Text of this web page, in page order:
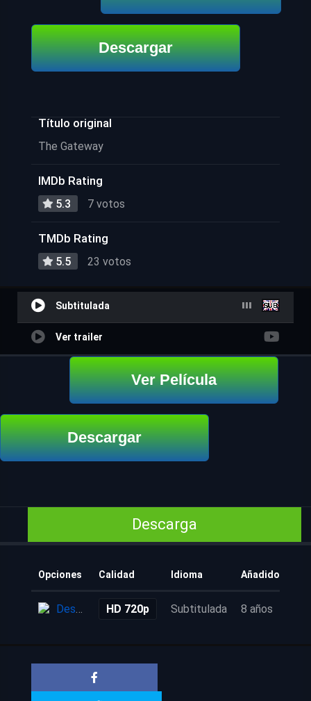
Descargar
Título original
The Gateway
IMDb Rating
5.3 7 votos
TMDb Rating
5.5 23 votos
Subtitulada
Ver trailer
Ver Película
Descargar
Descarga
Opciones Calidad Idioma Añadido
Descarga HD 720p Subtitulada 8 años